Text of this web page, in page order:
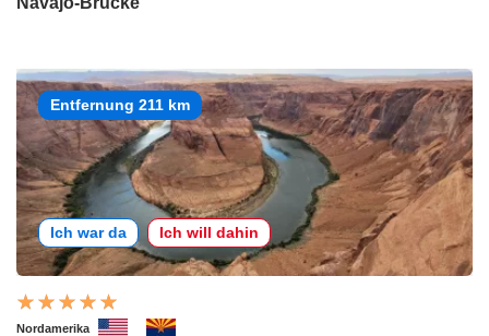
Entfernung 211 km
Ich war da Ich will dahin
Nordamerika